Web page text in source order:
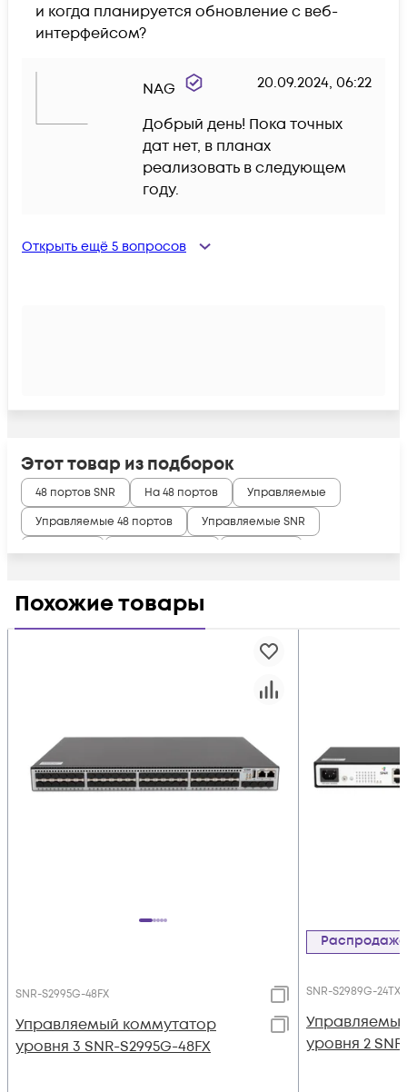
и когда планируется обновление с веб-
интерфейсом?
NAG 20.09.2024, 06:22
Добрый день! Пока точных
дат нет, в планах
реализовать в следующем
году.
Открыть ещё 5 вопросов
Этот товар из подборок
48 портов SNR На 48 портов
Управляемые
Управляемые 48 портов
Управляемые SNR
Уровня L2
L2 на 48 портов
RJ45 ERPS
Похожие товары
SNR-S2995G-48FX
Управляемый коммутатор
уровня 3 SNR-S2995G-48FX
Распродажа
SNR-S2989G-24TX
уровня 2